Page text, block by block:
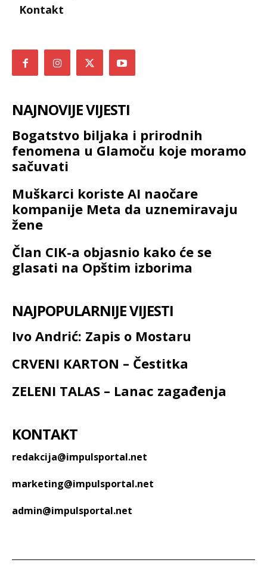
Kontakt
NAJNOVIJE VIJESTI
Bogatstvo biljaka i prirodnih
fenomena u Glamoču koje moramo
sačuvati
Muškarci koriste AI naočare
kompanije Meta da uznemiravaju
žene
Član CIK-a objasnio kako će se
glasati na Opštim izborima
NAJPOPULARNIJE VIJESTI
Ivo Andrić: Zapis o Mostaru
CRVENI KARTON – Čestitka
ZELENI TALAS – Lanac zagađenja
KONTAKT
redakcija@impulsportal.net
marketing@impulsportal.net
admin@impulsportal.net